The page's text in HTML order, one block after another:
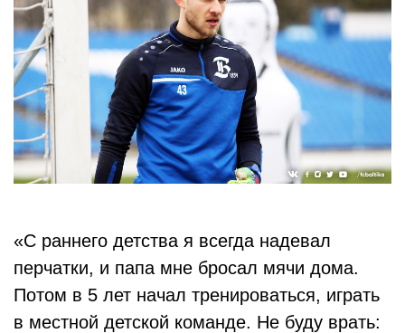
«С раннего детства я всегда надевал
перчатки, и папа мне бросал мячи дома.
Потом в 5 лет начал тренироваться, играть
в местной детской команде. Не буду врать: